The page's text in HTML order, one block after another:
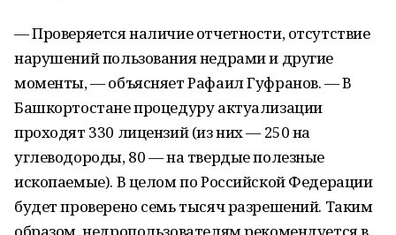
— Проверяется наличие отчетности, отсутствие
нарушений пользования недрами и другие
моменты, — объясняет Рафаил Гуфранов. — В
Башкортостане процедуру актуализации
проходят 330 лицензий (из них — 250 на
углеводороды, 80 — на твердые полезные
ископаемые). В целом по Российской Федерации
будет проверено семь тысяч разрешений. Таким